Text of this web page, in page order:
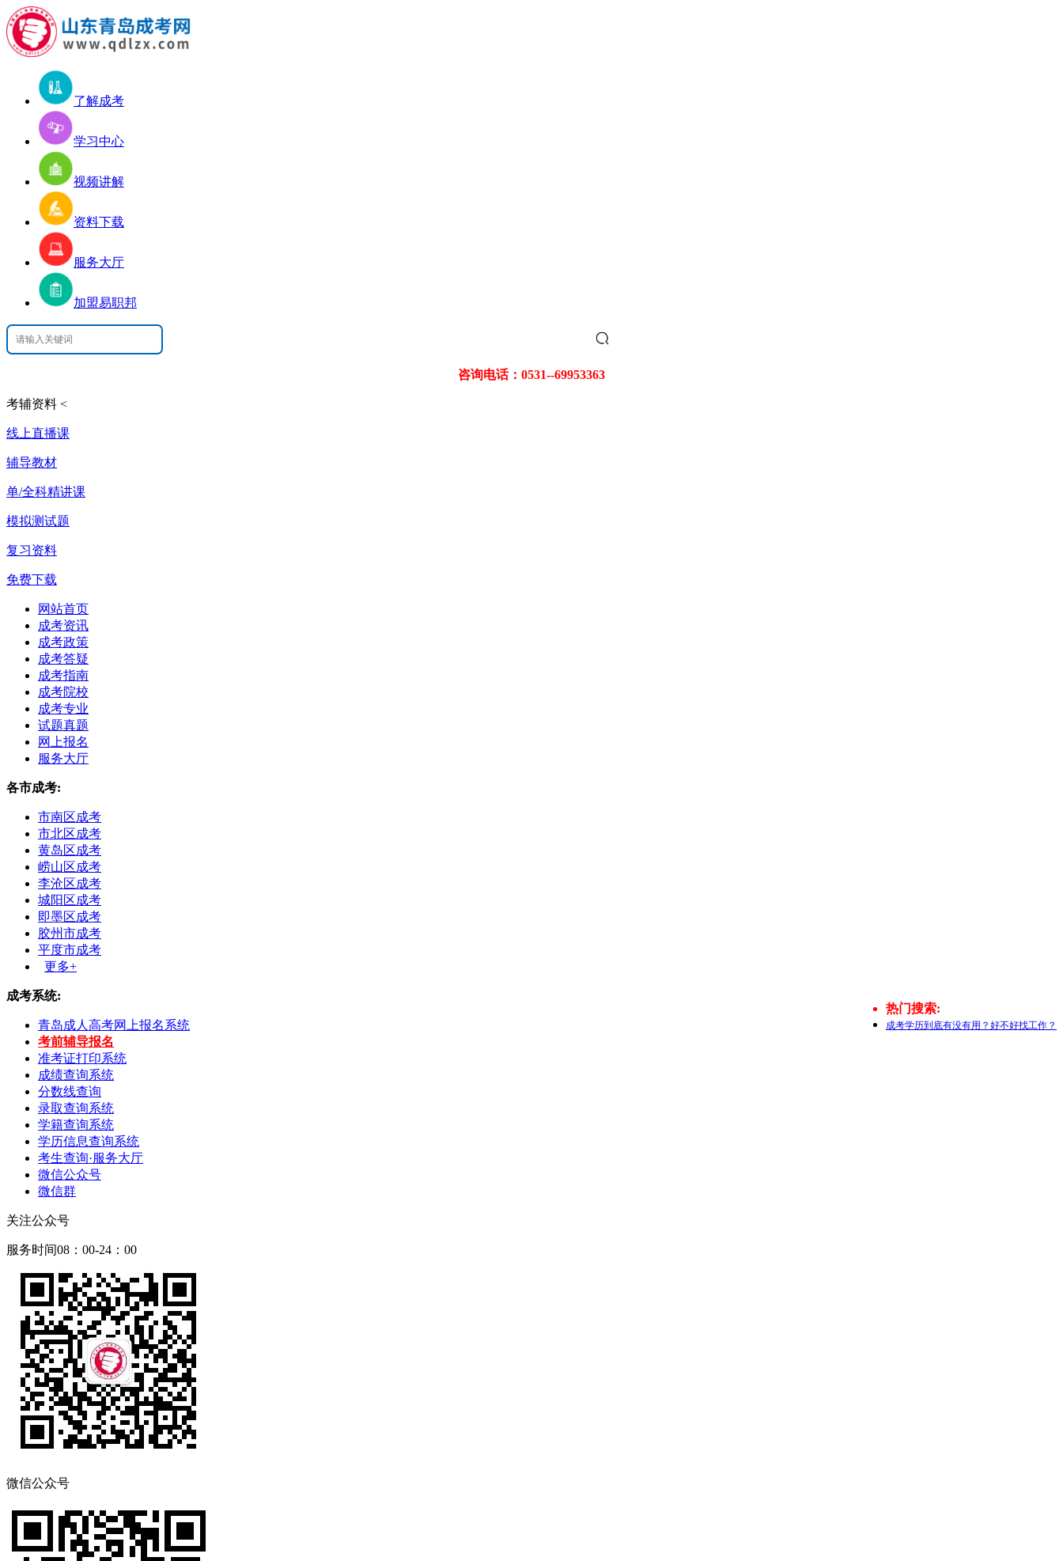
了解成考
学习中心
视频讲解
资料下载
服务大厅
加盟易职邦
咨询电话：0531--69953363
考辅资料 <
线上直播课
辅导教材
单/全科精讲课
模拟测试题
复习资料
免费下载
网站首页
成考资讯
成考政策
成考答疑
成考指南
成考院校
成考专业
试题真题
网上报名
服务大厅
各市成考:
市南区成考
市北区成考
黄岛区成考
崂山区成考
李沧区成考
城阳区成考
即墨区成考
胶州市成考
平度市成考
更多+
热门搜索:
成考学历到底有没有用？好不好找工作？
成考系统:
青岛成人高考网上报名系统
考前辅导报名
准考证打印系统
成绩查询系统
分数线查询
录取查询系统
学籍查询系统
学历信息查询系统
考生查询·服务大厅
微信公众号
微信群
关注公众号
服务时间08：00-24：00
微信公众号